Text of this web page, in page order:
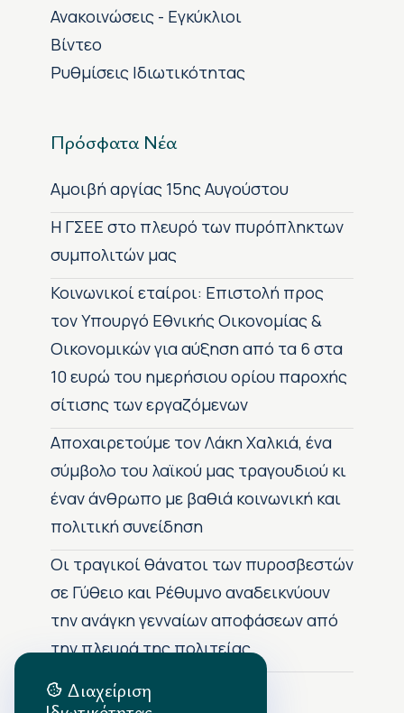
Ανακοινώσεις - Εγκύκλιοι
Βίντεο
Ρυθμίσεις Ιδιωτικότητας
Πρόσφατα Νέα
Αμοιβή αργίας 15ης Αυγούστου
H ΓΣΕΕ στο πλευρό των πυρόπληκτων
συμπολιτών μας
Κοινωνικοί εταίροι: Επιστολή προς
τον Υπουργό Εθνικής Οικονομίας &
Οικονομικών για αύξηση από τα 6 στα
10 ευρώ του ημερήσιου ορίου παροχής
σίτισης των εργαζόμενων
Αποχαιρετούμε τον Λάκη Χαλκιά, ένα
σύμβολο του λαϊκού μας τραγουδιού κι
έναν άνθρωπο με βαθιά κοινωνική και
πολιτική συνείδηση
Οι τραγικοί θάνατοι των πυροσβεστών
σε Γύθειο και Ρέθυμνο αναδεικνύουν
την ανάγκη γενναίων αποφάσεων από
την πλευρά της πολιτείας
Διαχείριση